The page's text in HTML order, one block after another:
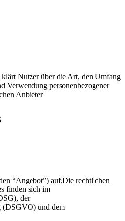
Nutzer über die Art, den Umfang
Verwendung personenbezogener
Anbieter
“Angebot”) auf.Die rechtlichen
finden sich im
der
(DSGVO) und dem